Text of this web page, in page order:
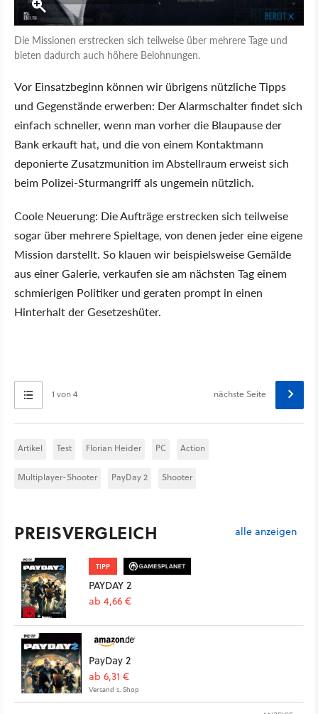
Die Missionen erstrecken sich teilweise über mehrere Tage und
bieten dadurch auch höhere Belohnungen.
Vor Einsatzbeginn können wir übrigens nützliche Tipps
und Gegenstände erwerben: Der Alarmschalter findet sich
einfach schneller, wenn man vorher die Blaupause der
Bank erkauft hat, und die von einem Kontaktmann
deponierte Zusatzmunition im Abstellraum erweist sich
beim Polizei-Sturmangriff als ungemein nützlich.
Coole Neuerung: Die Aufträge erstrecken sich teilweise
sogar über mehrere Spieltage, von denen jeder eine eigene
Mission darstellt. So klauen wir beispielsweise Gemälde
aus einer Galerie, verkaufen sie am nächsten Tag einem
schmierigen Politiker und geraten prompt in einen
Hinterhalt der Gesetzeshüter.
1 von 4 nächste Seite
Artikel Test Florian Heider PC Action
Multiplayer-Shooter PayDay 2 Shooter
PREISVERGLEICH alle anzeigen
TIPP
PAYDAY 2
ab 4,66 €
PayDay 2
ab 6,31 €
Versand s. Shop